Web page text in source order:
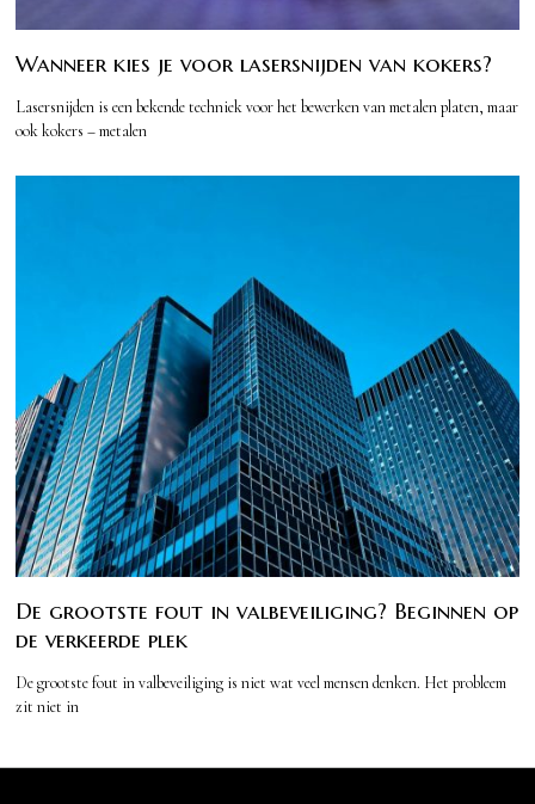
Wanneer kies je voor lasersnijden van kokers?
Lasersnijden is een bekende techniek voor het bewerken van metalen platen, maar
ook kokers – metalen
De grootste fout in valbeveiliging? Beginnen op
de verkeerde plek
De grootste fout in valbeveiliging is niet wat veel mensen denken. Het probleem
zit niet in